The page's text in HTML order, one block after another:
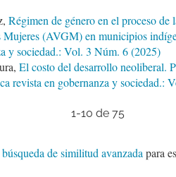
Régimen de género en el proceso
Mujeres (AVGM) en municipios
y sociedad.: Vol. 3 Núm. 6 (2025)
El costo del desarrollo neoliberal.
revista en gobernanza y sociedad.:
1-10 de 75
de similitud avanzada para